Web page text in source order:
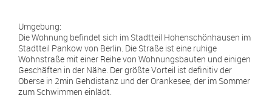
Umgebung:
Die Wohnung befindet sich im Stadtteil Hohenschönhausen im
Stadtteil Pankow von Berlin. Die Straße ist eine ruhige
Wohnstraße mit einer Reihe von Wohnungsbauten und einigen
Geschäften in der Nähe. Der größte Vorteil ist definitiv der
Oberse in 2min Gehdistanz und der Orankesee, der im Sommer
zum Schwimmen einlädt.